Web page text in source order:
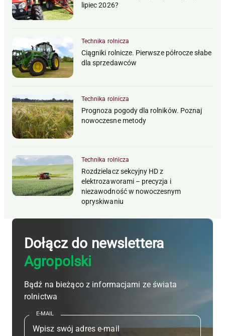
lipiec 2026?
Technika rolnicza
Ciągniki rolnicze. Pierwsze półrocze słabe
dla sprzedawców
Technika rolnicza
Prognoza pogody dla rolników. Poznaj
nowoczesne metody
Technika rolnicza
Rozdzielacz sekcyjny HD z
elektrozaworami – precyzja i
niezawodność w nowoczesnym
opryskiwaniu
Dołącz do newslettera
Agropolski
Bądź na bieżąco z informacjami ze świata
rolnictwa
E-MAIL